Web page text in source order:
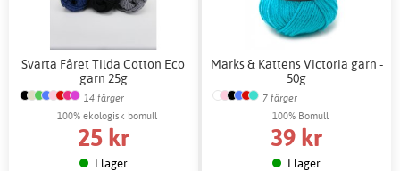
Svarta Fåret Tilda Cotton Eco
garn 25g
14 färger
100% ekologisk bomull
25 kr
I lager
Marks & Kattens Victoria garn -
50g
7 färger
100% Bomull
39 kr
I lager